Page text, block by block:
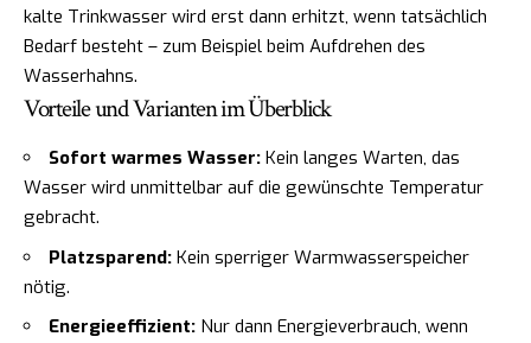
kalte Trinkwasser wird erst dann erhitzt, wenn tatsächlich
Bedarf besteht – zum Beispiel beim Aufdrehen des
Wasserhahns.
Vorteile und Varianten im Überblick
Sofort warmes Wasser: Kein langes Warten, das
Wasser wird unmittelbar auf die gewünschte Temperatur
gebracht.
Platzsparend: Kein sperriger Warmwasserspeicher
nötig.
Energieeffizient: Nur dann Energieverbrauch, wenn